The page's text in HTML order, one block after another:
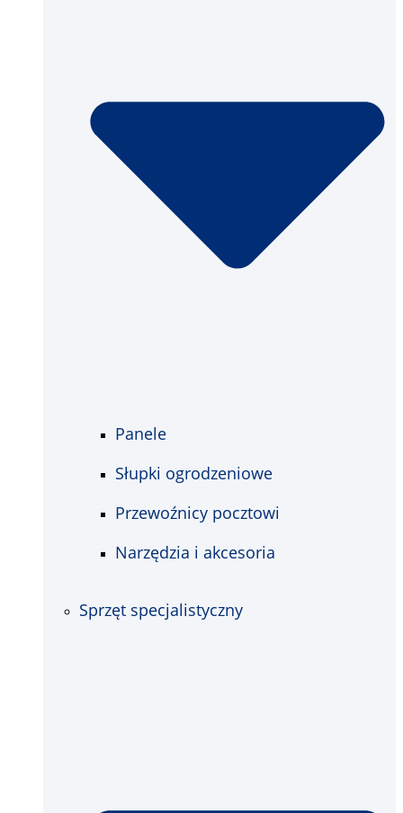
Panele
Słupki ogrodzeniowe
Przewoźnicy pocztowi
Narzędzia i akcesoria
Sprzęt specjalistyczny